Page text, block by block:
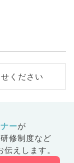
ください
ーが
修制度など
えします。